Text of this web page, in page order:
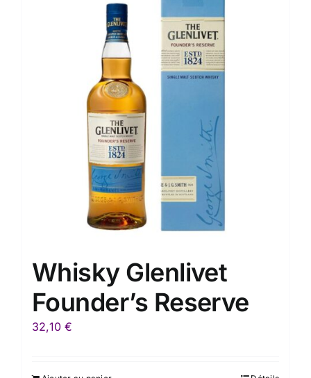
Whisky Glenlivet
Founder’s Reserve
32,10€